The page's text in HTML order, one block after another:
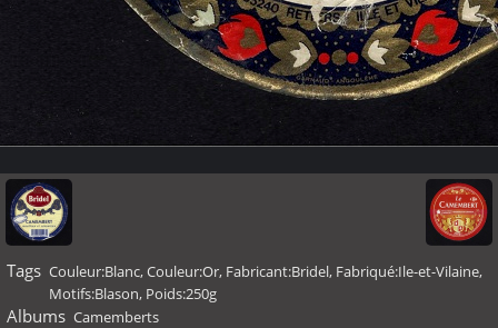
Tags Couleur:Blanc,Couleur:Or, Fabricant:Bridel, Fabriqué:Ile-et-Vilaine,
Motifs:Blason, Poids:250g
Albums Camemberts